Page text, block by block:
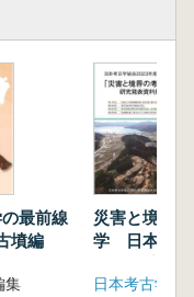
最前線
墳編
集
災害と境界
学 日本考古
料集